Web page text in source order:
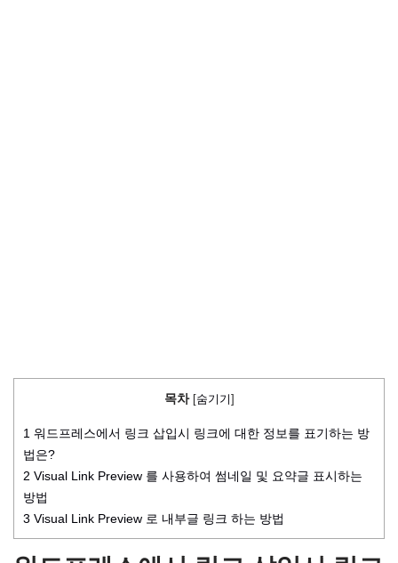
목차 [숨기기]
1 워드프레스에서 링크 삽입시 링크에 대한 정보를 표기하는 방
법은?
2 Visual Link Preview 를 사용하여 썸네일 및 요약글 표시하는
방법
3 Visual Link Preview 로 내부글 링크 하는 방법